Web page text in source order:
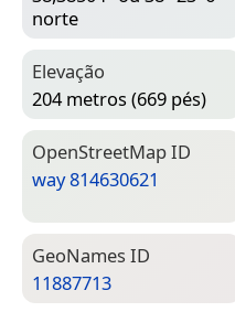
norte
Elevação
204 metros (669 pés)
Open­Street­Map ID
way 814630621
Geo­Names ID
11887713